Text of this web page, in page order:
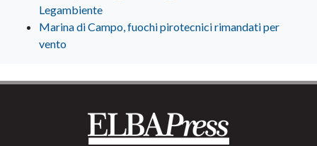
Legambiente
Marina di Campo, fuochi pirotecnici rimandati per
vento